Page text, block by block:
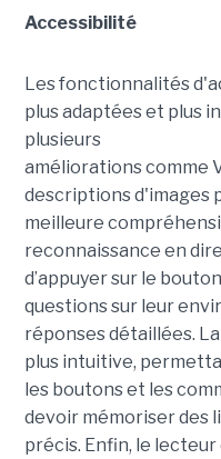
Accessibilité
Les fonctionnalités
plus adaptées et plus
plusieurs
améliorations comme
descriptions d'images
meilleure
reconnaissance en
d’appuyer sur le
questions sur leur
réponses détaillées.
plus intuitive,
les boutons et les
devoir mémoriser des
précis. Enfin, le